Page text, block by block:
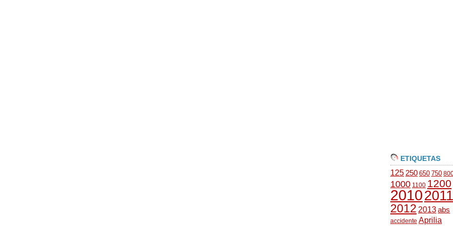
ETIQUETAS
125 250 650 750
1000 1100 1200
20102011
2012 2013abs
accidente Aprilia